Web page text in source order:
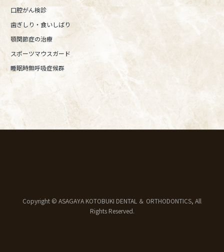
口腔がん検診
歯ぎしり・食いしばり
顎関節症の治療
スポーツマウスガード
睡眠時無呼吸症候群
Copyright © ASAGAYA KOTOBUKI DENTAL ＆ ORTHODONTICS, All
Rights Reserved.